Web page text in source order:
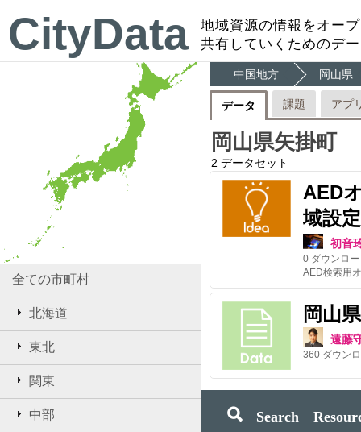
CityData
地域資源の情報をオー
共有していくためのデ
全ての市町村
北海道
東北
関東
中部
中国地方 岡山県
データ 課題 アプ
岡山県矢掛町
2 データセット
AED
域設
初音
0 ダウンロ
岡山
遠藤
360 ダウン
Search